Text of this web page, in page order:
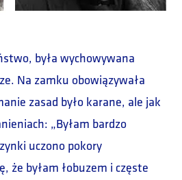
była wychowywana
Na zamku obowiązywała
zasad było karane, ale jak
„Byłam bardzo
uczono pokory
że byłam łobuzem i częste